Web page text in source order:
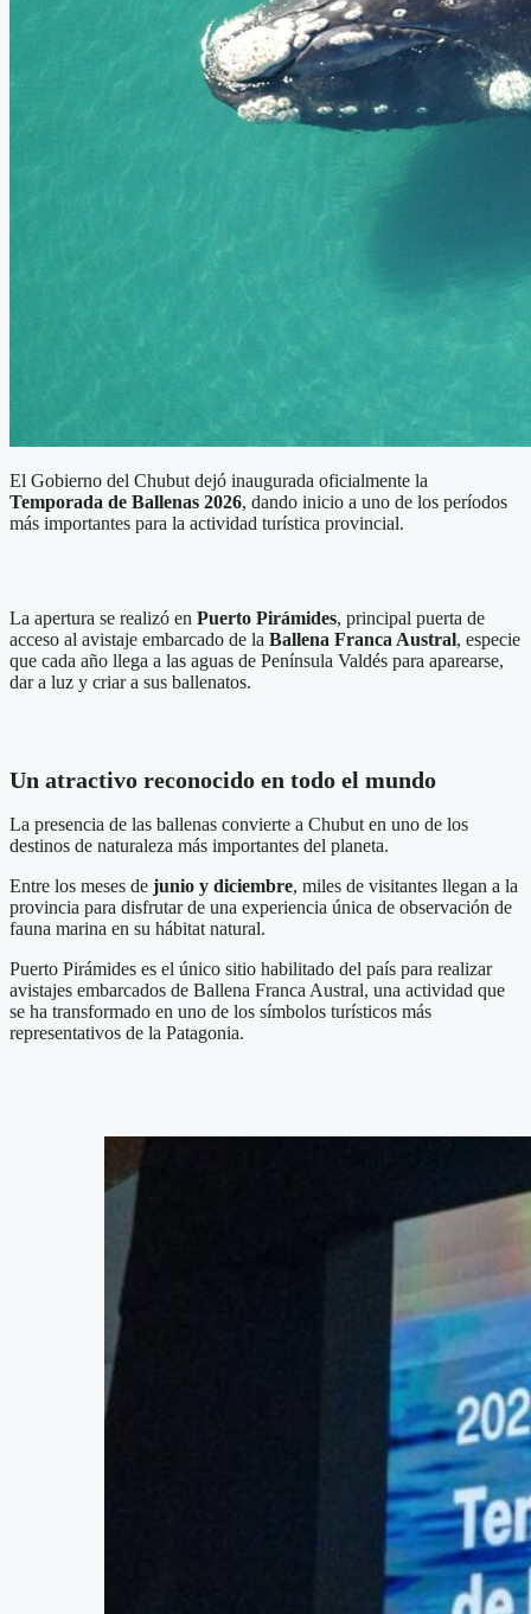
El Gobierno del Chubut dejó inaugurada oficialmente la
Temporada de Ballenas 2026, dando inicio a uno de los períodos
más importantes para la actividad turística provincial.
La apertura se realizó en Puerto Pirámides, principal puerta de
acceso al avistaje embarcado de la Ballena Franca Austral, especie
que cada año llega a las aguas de Península Valdés para aparearse,
dar a luz y criar a sus ballenatos.
Un atractivo reconocido en todo el mundo
La presencia de las ballenas convierte a Chubut en uno de los
destinos de naturaleza más importantes del planeta.
Entre los meses de junio y diciembre, miles de visitantes llegan a la
provincia para disfrutar de una experiencia única de observación de
fauna marina en su hábitat natural.
Puerto Pirámides es el único sitio habilitado del país para realizar
avistajes embarcados de Ballena Franca Austral, una actividad que
se ha transformado en uno de los símbolos turísticos más
representativos de la Patagonia.